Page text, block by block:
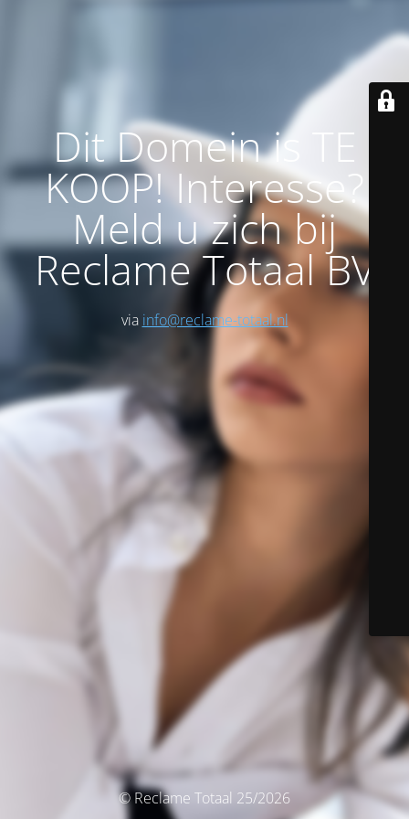
Dit Domein is TE
KOOP! Interesse?
Meld u zich bij
Reclame Totaal BV
via info@reclame-totaal.nl
© Reclame Totaal 25/2026